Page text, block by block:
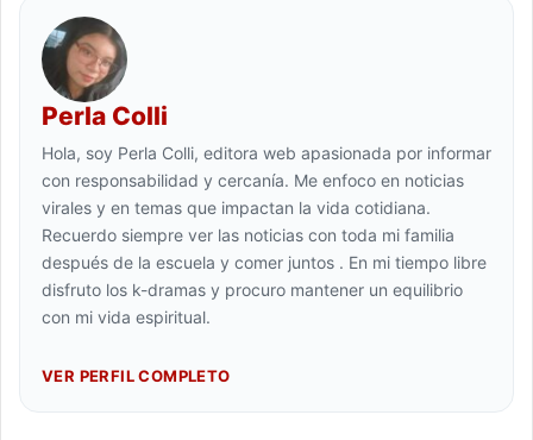
Perla Colli
Hola, soy Perla Colli, editora web apasionada por informar
con responsabilidad y cercanía. Me enfoco en noticias
virales y en temas que impactan la vida cotidiana.
Recuerdo siempre ver las noticias con toda mi familia
después de la escuela y comer juntos . En mi tiempo libre
disfruto los k-dramas y procuro mantener un equilibrio
con mi vida espiritual.
VER PERFIL COMPLETO